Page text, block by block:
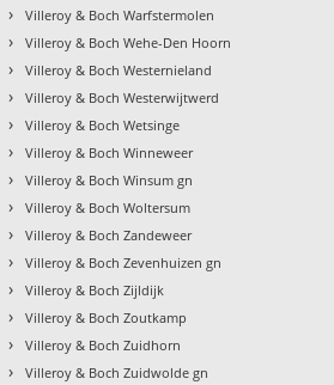
› Villeroy & Boch Warfstermolen
› Villeroy & Boch Wehe-Den Hoorn
› Villeroy & Boch Westernieland
› Villeroy & Boch Westerwijtwerd
› Villeroy & Boch Wetsinge
› Villeroy & Boch Winneweer
› Villeroy & Boch Winsum gn
› Villeroy & Boch Woltersum
› Villeroy & Boch Zandeweer
› Villeroy & Boch Zevenhuizen gn
› Villeroy & Boch Zijldijk
› Villeroy & Boch Zoutkamp
› Villeroy & Boch Zuidhorn
› Villeroy & Boch Zuidwolde gn